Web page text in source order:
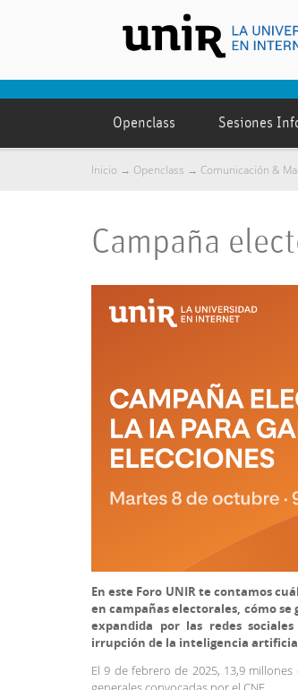
Openclass Sesiones
Inicio → Openclass → Comunicación &
Campaña
En este Foro UNIR te contamos
en campañas electorales, cómo
expandida por las redes
irrupción de la inteligencia
El 9 de febrero de 2025, 13,9